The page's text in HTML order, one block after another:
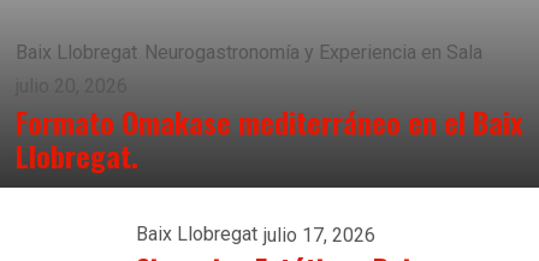
Baix Llobregat Neurogastronomía y Experiencia en Sala
julio 20, 2026
Formato Omakase mediterráneo en el Baix
Llobregat.
Baix Llobregat julio 17, 2026